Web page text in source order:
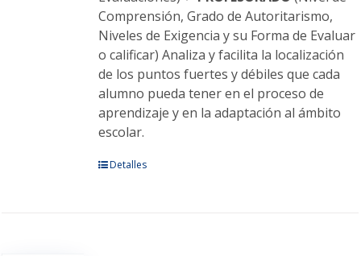
Comprensión, Grado de Autoritarismo,
Niveles de Exigencia y su Forma de Evaluar
o calificar) Analiza y facilita la localización
de los puntos fuertes y débiles que cada
alumno pueda tener en el proceso de
aprendizaje y en la adaptación al ámbito
escolar.
EsteDetalles